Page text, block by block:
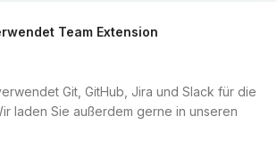
Team Extension
Git, GitHub, Jira und Slack für die
laden Sie außerdem gerne in unseren